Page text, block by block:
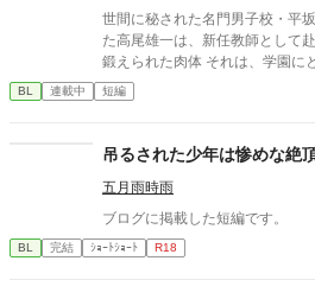
に、ひなたの体はどんどん反応
りしながらも、次第に蓮に惹か
まだ知られていない秘密があって―― 「…ほんとは、
交差する、ちょっぴり危険な主
世間に秘された名門男子校・平坂学園体育科 空
た高尾雄一は、新任教師として赴任する 高潔な人格
鍛えられた肉体 それは、学園にとって最高の生贄の候補に他なら
なかった 至高の筋肉を持つ、精神を削られ意志をなくした青年を
太古の神に捧げるため、“水”、“風
校で繰り広げられるダークファ
BL 連載中 短編
吊るされた少年は惨めな絶
五月雨時雨
ブログに掲載した短編です。
BL 完結 ｼｮｰﾄｼｮｰﾄ R18